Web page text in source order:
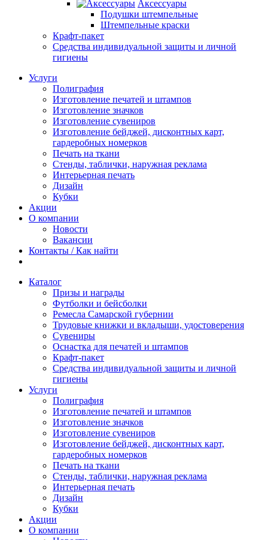
Аксессуары
Подушки штемпельные
Штемпельные краски
Крафт-пакет
Средства индивидуальной защиты и личной
гигиены
Услуги
Полиграфия
Изготовление печатей и штампов
Изготовление значков
Изготовление сувениров
Изготовление бейджей, дисконтных карт,
гардеробных номерков
Печать на ткани
Стенды, таблички, наружная реклама
Интерьерная печать
Дизайн
Кубки
Акции
О компании
Новости
Вакансии
Контакты / Как найти
Каталог
Призы и награды
Футболки и бейсболки
Ремесла Самарской губернии
Трудовые книжки и вкладыши, удостоверения
Сувениры
Оснастка для печатей и штампов
Крафт-пакет
Средства индивидуальной защиты и личной
гигиены
Услуги
Полиграфия
Изготовление печатей и штампов
Изготовление значков
Изготовление сувениров
Изготовление бейджей, дисконтных карт,
гардеробных номерков
Печать на ткани
Стенды, таблички, наружная реклама
Интерьерная печать
Дизайн
Кубки
Акции
О компании